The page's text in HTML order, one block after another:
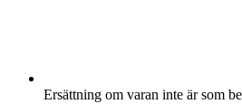
Ersättning om varan inte är som